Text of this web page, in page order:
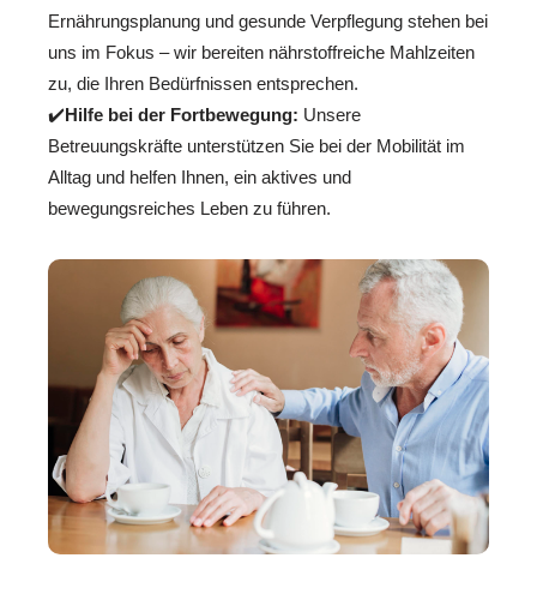
Ernährungsplanung und gesunde Verpflegung stehen bei
uns im Fokus – wir bereiten nährstoffreiche Mahlzeiten
zu, die Ihren Bedürfnissen entsprechen.
✔️Hilfe bei der Fortbewegung: Unsere
Betreuungskräfte unterstützen Sie bei der Mobilität im
Alltag und helfen Ihnen, ein aktives und
bewegungsreiches Leben zu führen.